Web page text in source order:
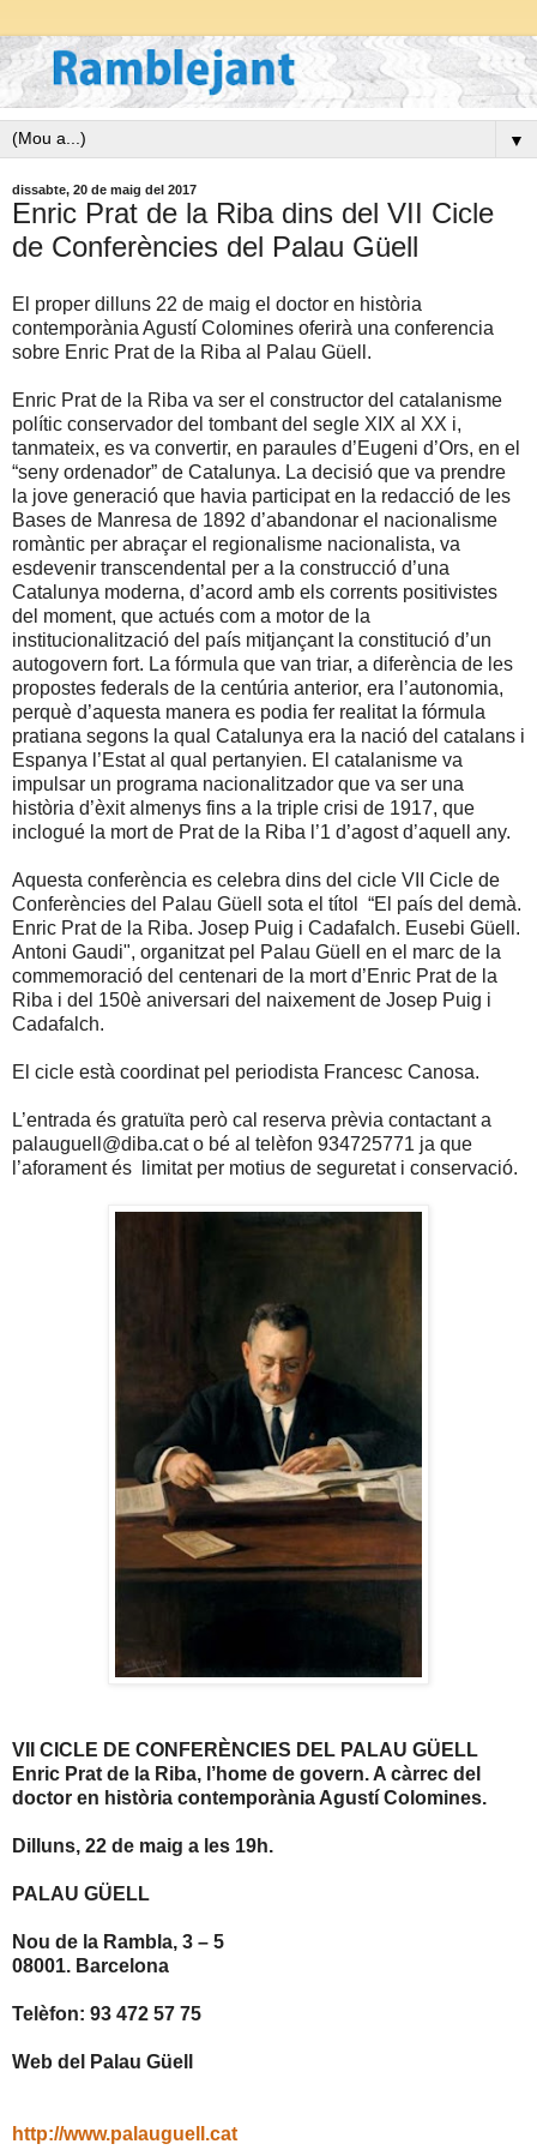
▼
dissabte, 20 de maig del 2017
Enric Prat de la Riba dins del VII Cicle
de Conferències del Palau Güell
El proper dilluns 22 de maig el doctor en història
contemporània Agustí Colomines oferirà una conferencia
sobre Enric Prat de la Riba al Palau Güell.
Enric Prat de la Riba va ser el constructor del catalanisme
polític conservador del tombant del segle XIX al XX i,
tanmateix, es va convertir, en paraules d’Eugeni d’Ors, en el
“seny ordenador” de Catalunya. La decisió que va prendre
la jove generació que havia participat en la redacció de les
Bases de Manresa de 1892 d’abandonar el nacionalisme
romàntic per abraçar el regionalisme nacionalista, va
esdevenir transcendental per a la construcció d’una
Catalunya moderna, d’acord amb els corrents positivistes
del moment, que actués com a motor de la
institucionalització del país mitjançant la constitució d’un
autogovern fort. La fórmula que van triar, a diferència de les
propostes federals de la centúria anterior, era l’autonomia,
perquè d’aquesta manera es podia fer realitat la fórmula
pratiana segons la qual Catalunya era la nació del catalans i
Espanya l’Estat al qual pertanyien. El catalanisme va
impulsar un programa nacionalitzador que va ser una
història d’èxit almenys fins a la triple crisi de 1917, que
inclogué la mort de Prat de la Riba l’1 d’agost d’aquell any.
Aquesta conferència es celebra dins del cicle VII Cicle de
Conferències del Palau Güell sota el títol “El país del demà.
Enric Prat de la Riba. Josep Puig i Cadafalch. Eusebi Güell.
Antoni Gaudi", organitzat pel Palau Güell en el marc de la
commemoració del centenari de la mort d’Enric Prat de la
Riba i del 150è aniversari del naixement de Josep Puig i
Cadafalch.
El cicle està coordinat pel periodista Francesc Canosa.
L’entrada és gratuïta però cal reserva prèvia contactant a
palauguell@diba.cat o bé al telèfon 934725771 ja que
l’aforament és limitat per motius de seguretat i conservació.
VII CICLE DE CONFERÈNCIES DEL PALAU GÜELL
Enric Prat de la Riba, l’home de govern. A càrrec del
doctor en història contemporània Agustí Colomines.
Dilluns, 22 de maig a les 19h.
PALAU GÜELL
Nou de la Rambla, 3 – 5
08001. Barcelona
Telèfon: 93 472 57 75
Web del Palau Güell
http://www.palauguell.cat